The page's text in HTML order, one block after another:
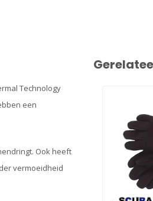
Technology
een
Ook heeft
vermoeidheid